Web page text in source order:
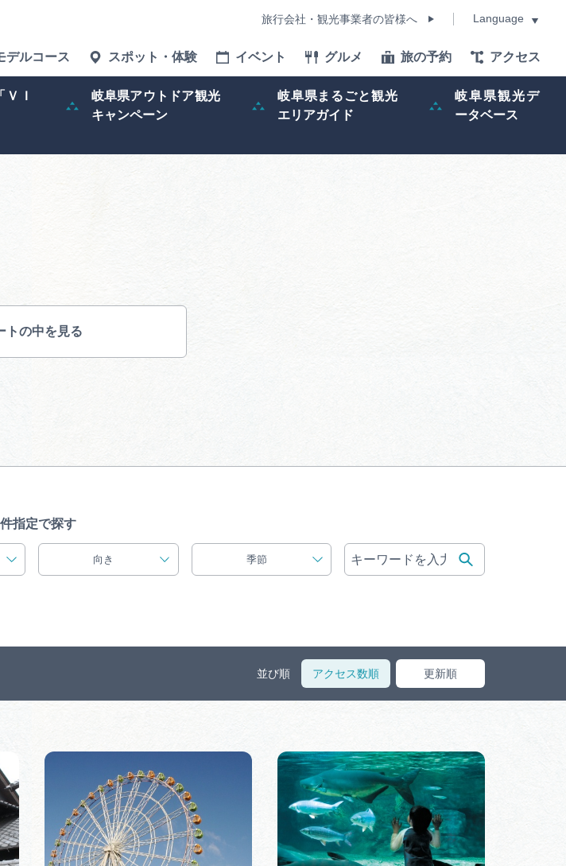
旅行会社・観光事業者の皆様へ Language
デルコース スポット・体験 イベント グルメ 旅の予約 アクセス
Ｉ
岐阜県アウトドア観光
キャンペーン
岐阜県まるごと観光
エリアガイド
岐阜県観光デ
ータベース
旅行会社・観光事業者の皆様へ フォトライブラリー
運営組織 広告掲載 サイトポリシー
トの中を見る
指定で探す
向き 季節
並び順 アクセス数順 更新順